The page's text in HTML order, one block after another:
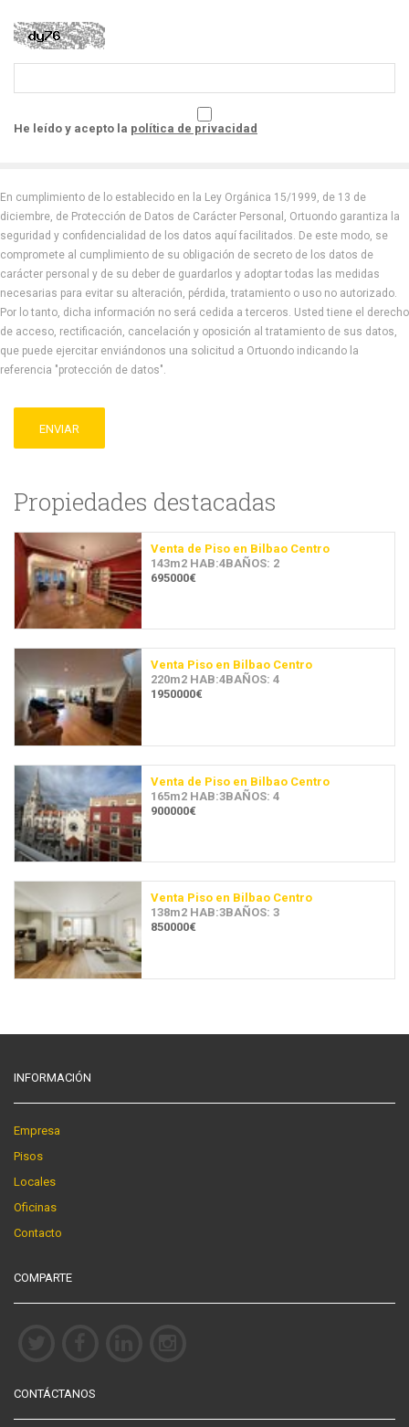
He leído y acepto la política de privacidad
En cumplimiento de lo establecido en la Ley Orgánica 15/1999, de 13 de
diciembre, de Protección de Datos de Carácter Personal, Ortuondo garantiza la
seguridad y confidencialidad de los datos aquí facilitados. De este modo, se
compromete al cumplimiento de su obligación de secreto de los datos de
carácter personal y de su deber de guardarlos y adoptar todas las medidas
necesarias para evitar su alteración, pérdida, tratamiento o uso no autorizado.
Por lo tanto, dicha información no será cedida a terceros. Usted tiene el derecho
de acceso, rectificación, cancelación y oposición al tratamiento de sus datos,
que puede ejercitar enviándonos una solicitud a Ortuondo indicando la
referencia "protección de datos".
ENVIAR
Propiedades destacadas
Venta de Piso en Bilbao Centro
143m2 HAB:4BAÑOS: 2
695000€
Venta Piso en Bilbao Centro
220m2 HAB:4BAÑOS: 4
1950000€
Venta de Piso en Bilbao Centro
165m2 HAB:3BAÑOS: 4
900000€
Venta Piso en Bilbao Centro
138m2 HAB:3BAÑOS: 3
850000€
INFORMACIÓN
Empresa
Pisos
Locales
Oficinas
Contacto
COMPARTE
CONTÁCTANOS